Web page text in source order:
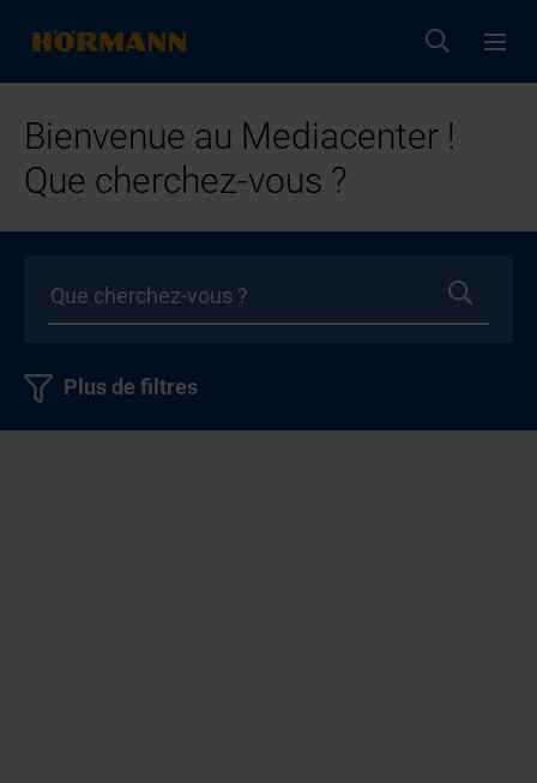
Bienvenue au Mediacenter !
Que cherchez-vous ?
Plus de filtres